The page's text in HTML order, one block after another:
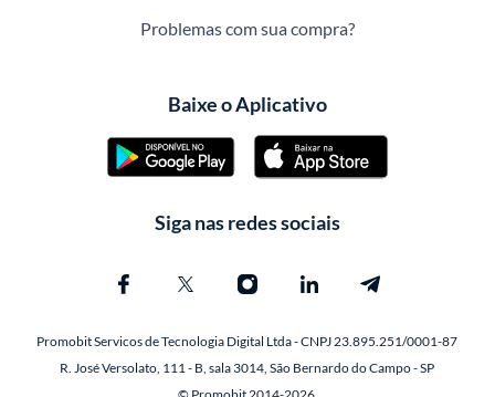
Problemas com sua compra?
Baixe o Aplicativo
Siga nas redes sociais
Promobit Servicos de Tecnologia Digital Ltda - CNPJ 23.895.251/0001-87
R. José Versolato, 111 - B, sala 3014, São Bernardo do Campo - SP